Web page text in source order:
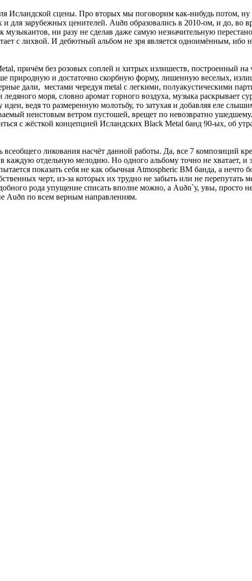
Исландской сцены. Про вторых мы поговорим как-нибудь потом,
для зарубежных ценителей. Auðn образовались в 2010-ом, и до, во
ни разу не сделав даже самую незначительную
с лихвой. И дебютный альбом не зря является одноимённым, ибо
причём без розовых соплей и хитрых излишеств, построенный на
природную и достаточно скорбную форму, лишенную веселых,
дали, местами чередуя metal с легкими, полуакустическими
моря, словно аромат горного воздуха, музыка раскрывает
ведя то размеренную молотьбу, то затухая и добавляя еле
неистовым ветром пустошей, врещет по невозвратно
с жёсткой концепцией Исландских Black Metal банд 90-ых, об
ликования насчёт данной работы. Да, все 7 композиций
отдельную мелодию. Но одного альбому точно не хватает, и
показать себя не как обычная Atmospheric BM банда, а нечто
черт, из-за которых их трудно не забыть или не перепутать
рода упущение списать вполне можно, а Auðn`у, увы, просто
Auðn по всем верным направлениям.